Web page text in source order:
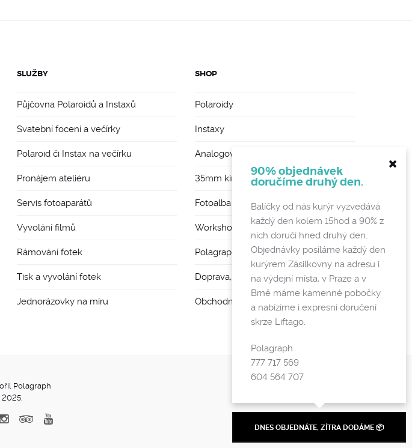
SLUŽBY
Půjčovna Polaroidů a Instaxů
Svatební focení a večírky
Polaroid či Instax na večírku
Pronájem ateliéru
Servis fotoaparátů
Vyvolání filmů
Rámování fotek
Tisk a vyvolání fotek
Jednorázovky na míru
SHOP
Polaroidy
Instaxy
Analogové foťáky
35mm kinofilmy
Fotoalba a rámy
Workshopy
Polagraph Mates
Doprava, poštovné a vratky
Obchodní podmínky a GDPR
Polagraph
DNES OBJEDNÁTE, ZÍTRA DODÁME 📦
90% objednávek
doručíme druhý den.
Balíčky od nás kurýr vyzvedává
každý den kolem 15hod a 90% z
nich doručí hned druhý den.
Objednávky posíláme každý den
kurýrem Zásilkovny na adresu i
na výdejní místa, v Praze a v
Brně máme kamenné pobočky
a nabízíme i expresní doručení
skrze Liftago.
Polagraph
777 717 569
604 564 707